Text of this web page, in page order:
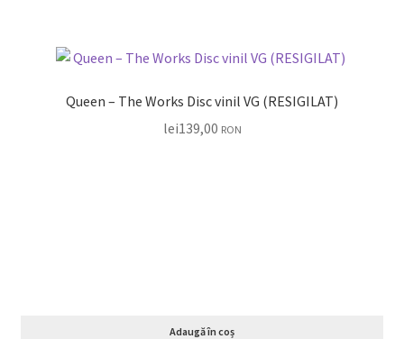
Queen – The Works Disc vinil VG (RESIGILAT)
lei139,00 RON
Adaugă în coș